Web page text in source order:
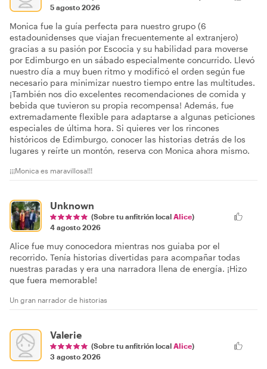
5 agosto 2026
Monica fue la guía perfecta para nuestro grupo (6
estadounidenses que viajan frecuentemente al extranjero)
gracias a su pasión por Escocia y su habilidad para moverse
por Edimburgo en un sábado especialmente concurrido. Llevó
nuestro día a muy buen ritmo y modificó el orden según fue
necesario para minimizar nuestro tiempo entre las multitudes.
¡También nos dio excelentes recomendaciones de comida y
bebida que tuvieron su propia recompensa! Además, fue
extremadamente flexible para adaptarse a algunas peticiones
especiales de última hora. Si quieres ver los rincones
históricos de Edimburgo, conocer las historias detrás de los
lugares y reírte un montón, reserva con Monica ahora mismo.
¡¡¡Monica es maravillosa!!!
Unknown
(Sobre tu anfitrión local Alice)
4 agosto 2026
Alice fue muy conocedora mientras nos guiaba por el
recorrido. Tenía historias divertidas para acompañar todas
nuestras paradas y era una narradora llena de energía. ¡Hizo
que fuera memorable!
Un gran narrador de historias
Valerie
(Sobre tu anfitrión local Alice)
3 agosto 2026